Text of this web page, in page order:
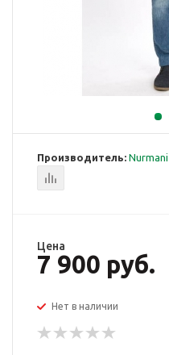
Производитель: Nurmani
Цена
7 900 руб.
Нет в наличии